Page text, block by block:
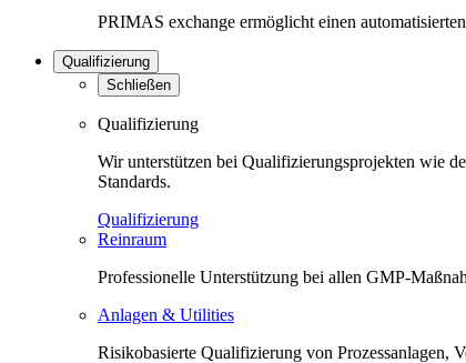
PRIMAS exchange ermöglicht einen
Qualifizierung
Schließen
Qualifizierung
Wir unterstützen bei Qualifizierungsprojekten wie
Standards.
Qualifizierung
Reinraum
Professionelle Unterstützung bei allen GMP-
Anlagen & Utilities
Risikobasierte Qualifizierung von Prozessanlagen,